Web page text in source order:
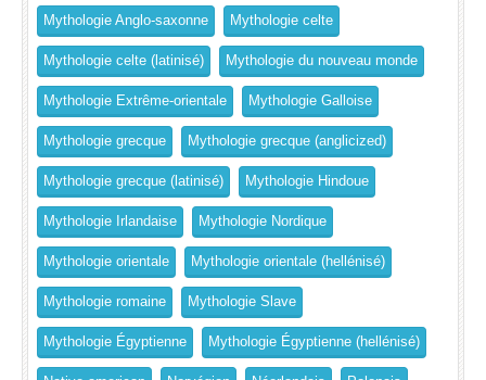
Mythologie Anglo-saxonne Mythologie celte
Mythologie celte (latinisé) Mythologie du nouveau monde
Mythologie Extrême-orientale Mythologie Galloise
Mythologie grecque Mythologie grecque (anglicized)
Mythologie grecque (latinisé) Mythologie Hindoue
Mythologie Irlandaise Mythologie Nordique
Mythologie orientale Mythologie orientale (hellénisé)
Mythologie romaine Mythologie Slave
Mythologie Égyptienne Mythologie Égyptienne (hellénisé)